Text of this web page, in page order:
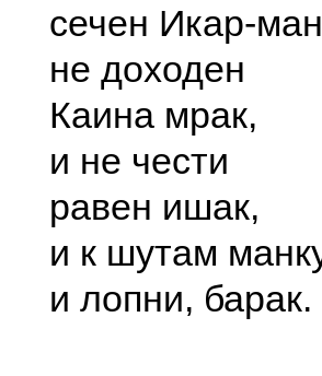
сечен Икар-
не доходен
Каина мрак,
и не чести
равен ишак,
и к шутам
и лопни, барак.